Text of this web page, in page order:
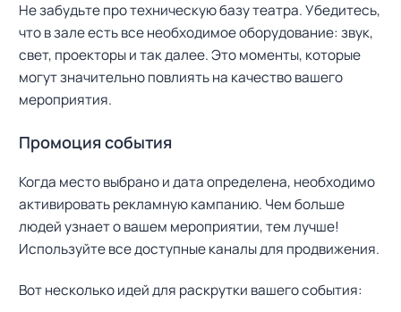
Не забудьте про техническую базу театра. Убедитесь,
что в зале есть все необходимое оборудование: звук,
свет, проекторы и так далее. Это моменты, которые
могут значительно повлиять на качество вашего
мероприятия.
Промоция события
Когда место выбрано и дата определена, необходимо
активировать рекламную кампанию. Чем больше
людей узнает о вашем мероприятии, тем лучше!
Используйте все доступные каналы для продвижения.
Вот несколько идей для раскрутки вашего события: